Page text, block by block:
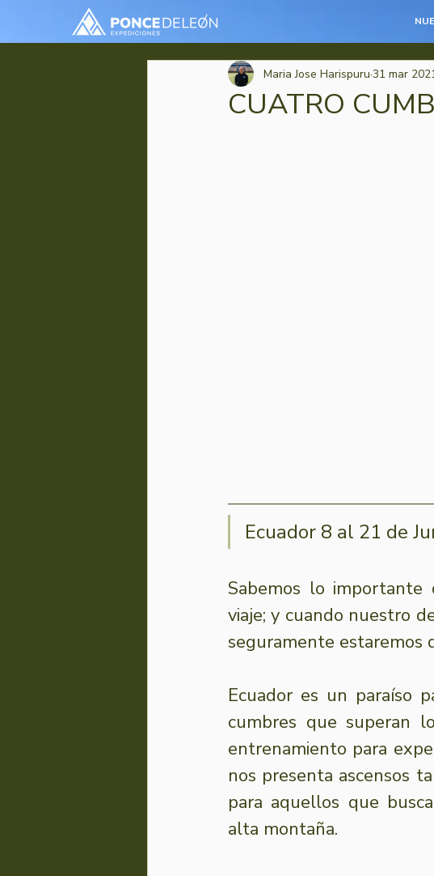
CUATRO
Maria Jose Harispuru 31 mar
Ecuador 8 al 21 de
Sabemos lo
viaje; y cuando nuestro
seguramente estaremos
Ecuador es un paraíso
cumbres que superan
entrenamiento para
nos presenta ascensos
para aquellos que
alta montaña.